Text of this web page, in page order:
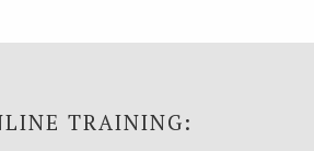
TRAINING: